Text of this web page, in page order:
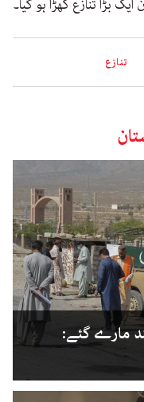
بڑا تنازع کھڑا ہو گیا۔
تنازع
پسند مارے گئے: